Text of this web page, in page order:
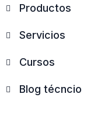
Productos
Servicios
Cursos
Blog técncio